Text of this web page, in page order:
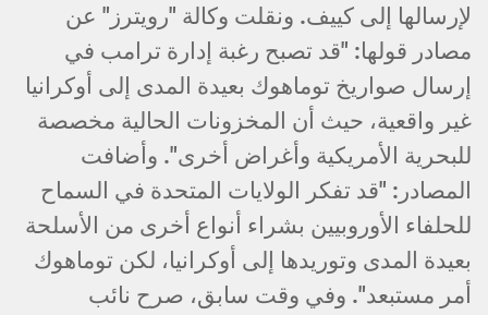
لإرسالها إلى كييف. ونقلت وكالة "رويترز" عن
مصادر قولها: "قد تصبح رغبة إدارة ترامب في
إرسال صواريخ توماهوك بعيدة المدى إلى أوكرانيا
غير واقعية، حيث أن المخزونات الحالية مخصصة
للبحرية الأمريكية وأغراض أخرى". وأضافت
المصادر: "قد تفكر الولايات المتحدة في السماح
للحلفاء الأوروبيين بشراء أنواع أخرى من الأسلحة
بعيدة المدى وتوريدها إلى أوكرانيا، لكن توماهوك
أمر مستبعد". وفي وقت سابق، صرح نائب